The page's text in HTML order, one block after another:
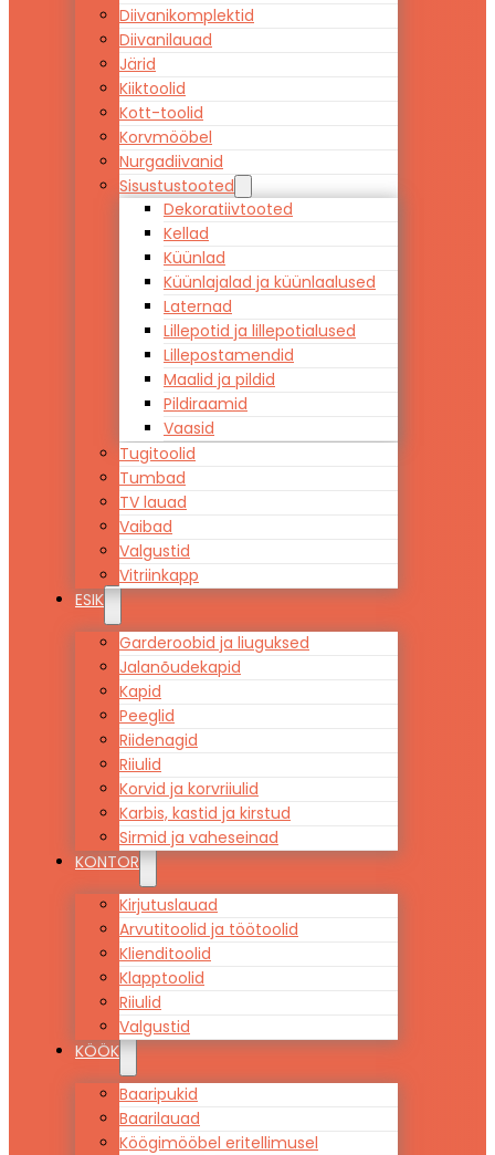
Diivanikomplektid
Diivanilauad
Järid
Kiiktoolid
Kott-toolid
Korvmööbel
Nurgadiivanid
Sisustustooted
Dekoratiivtooted
Kellad
Küünlad
Küünlajalad ja küünlaalused
Laternad
Lillepotid ja lillepotialused
Lillepostamendid
Maalid ja pildid
Pildiraamid
Vaasid
Tugitoolid
Tumbad
TV lauad
Vaibad
Valgustid
Vitriinkapp
ESIK
Garderoobid ja liuguksed
Jalanõudekapid
Kapid
Peeglid
Riidenagid
Riiulid
Korvid ja korvriiulid
Karbis, kastid ja kirstud
Sirmid ja vaheseinad
KONTOR
Kirjutuslauad
Arvutitoolid ja töötoolid
Klienditoolid
Klapptoolid
Riiulid
Valgustid
KÖÖK
Baaripukid
Baarilauad
Köögimööbel eritellimusel